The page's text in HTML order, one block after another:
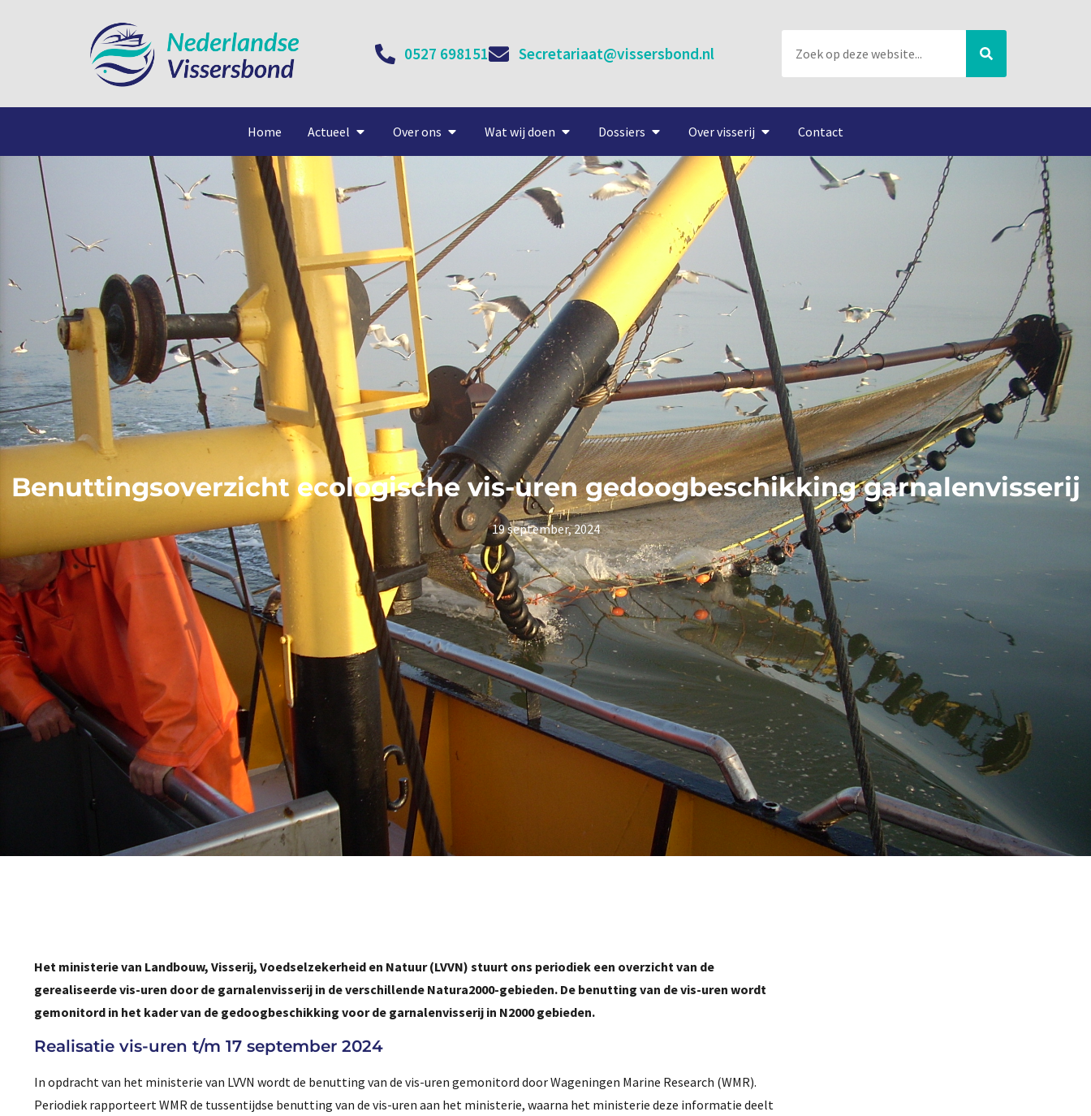
0527 698151 Secretariaat@vissersbond.nl
Home Actueel Over ons Wat wij doen Dossiers Over visserij Contact
Benuttingsoverzicht ecologische vis-uren gedoogbeschikking garnalenvisserij
19 september, 2024
Het ministerie van Landbouw, Visserij, Voedselzekerheid en Natuur (LVVN) stuurt ons periodiek een overzicht van de
gerealiseerde vis-uren door de garnalenvisserij in de verschillende Natura2000-gebieden. De benutting van de vis-uren wordt
gemonitord in het kader van de gedoogbeschikking voor de garnalenvisserij in N2000 gebieden.
Realisatie vis-uren t/m 17 september 2024
In opdracht van het ministerie van LVVN wordt de benutting van de vis-uren gemonitord door Wageningen Marine Research (WMR).
Periodiek rapporteert WMR de tussentijdse benutting van de vis-uren aan het ministerie, waarna het ministerie deze informatie deelt